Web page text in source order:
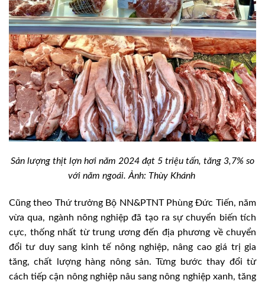
Sản lượng thịt lợn hơi năm 2024 đạt 5 triệu tấn, tăng 3,7% so
với năm ngoái. Ảnh: Thùy Khánh
Cũng theo Thứ trưởng Bộ NN&PTNT Phùng Đức Tiến, năm
vừa qua, ngành nông nghiệp đã tạo ra sự chuyển biến tích
cực, thống nhất từ trung ương đến địa phương về chuyển
đổi tư duy sang kinh tế nông nghiệp, nâng cao giá trị gia
tăng, chất lượng hàng nông sản. Từng bước thay đổi từ
cách tiếp cận nông nghiệp nâu sang nông nghiệp xanh, tăng